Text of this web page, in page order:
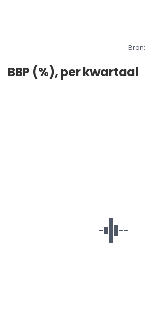
Bron:
BBP (%), per kwartaal